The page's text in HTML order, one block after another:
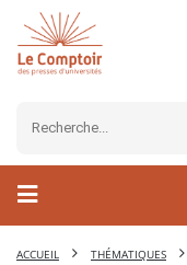
ACCUEIL THÉMATIQUES